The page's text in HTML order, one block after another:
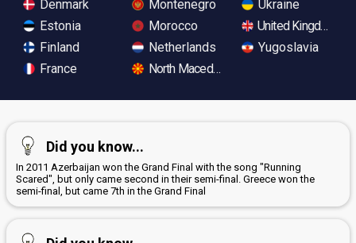
Denmark
Estonia
Finland
France
Montenegro
Morocco
Netherlands
North Macedonia
Ukraine
United Kingdom
Yugoslavia
Did you know...
In 2011 Azerbaijan won the Grand Final with the song "Running
Scared", but only came second in their semi-final. Greece won the
semi-final, but came 7th in the Grand Final